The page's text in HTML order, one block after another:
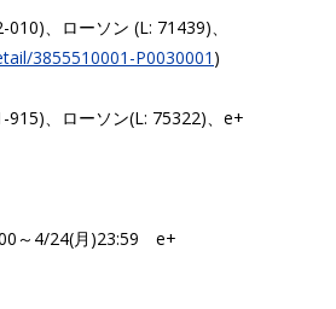
、ローソン (L: 71439)、
3855510001-P0030001 )
915)、ローソン(L: 75322)、e+
～4/24(月)23:59 e+